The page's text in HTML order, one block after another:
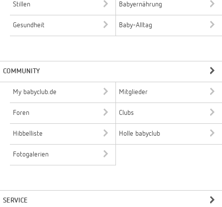
Stillen Babyernährung
Gesundheit Baby-Alltag
COMMUNITY
My babyclub.de Mitglieder
Foren Clubs
Hibbelliste Holle babyclub
Fotogalerien
SERVICE